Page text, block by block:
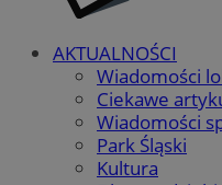
AKTUALNOŚCI
Wiadomości
Ciekawe
Wiadomości
Park Śląski
Kultura